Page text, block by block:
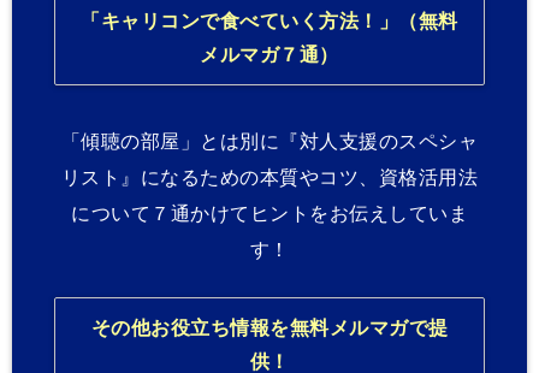
「キャリコンで食べていく方法！」（無料
メルマガ７通）
「傾聴の部屋」とは別に『対人支援のスペシャ
リスト』になるための本質やコツ、資格活用法
について７通かけてヒントをお伝えしていま
す！
その他お役立ち情報を無料メルマガで提
供！